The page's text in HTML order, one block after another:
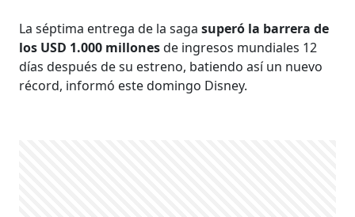
La séptima entrega de la sagasuperó la barrera de
los USD 1.000 millonesde ingresos mundiales 12
días después de su estreno, batiendo así un nuevo
récord, informó este domingo Disney.